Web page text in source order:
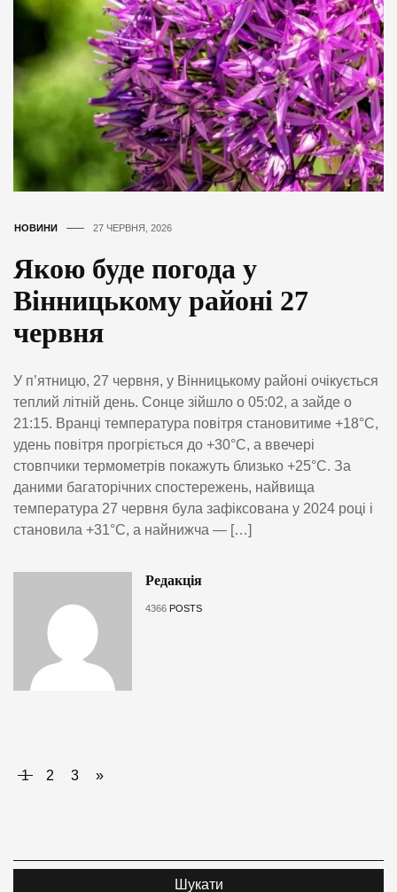
НОВИНИ 27 ЧЕРВНЯ, 2026
Якою буде погода у
Вінницькому районі 27
червня
У п’ятницю, 27 червня, у Вінницькому районі очікується
теплий літній день. Сонце зійшло о 05:02, а зайде о
21:15. Вранці температура повітря становитиме +18°C,
удень повітря прогріється до +30°C, а ввечері
стовпчики термометрів покажуть близько +25°C. За
даними багаторічних спостережень, найвища
температура 27 червня була зафіксована у 2024 році і
становила +31°C, а найнижча — […]
Редакція
4366 POSTS
1 2 3 »